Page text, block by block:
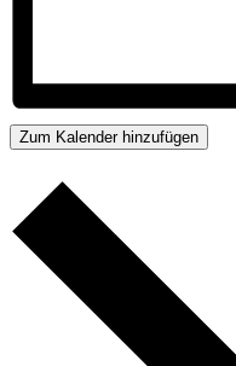
Zum Kalender hinzufügen